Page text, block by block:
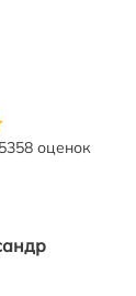
5358 оценок